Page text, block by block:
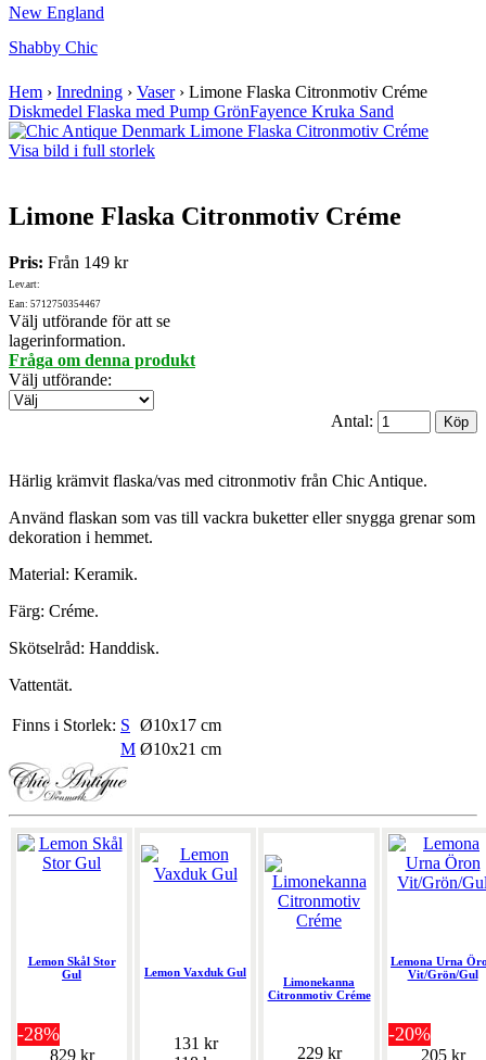
New England
Shabby Chic
Hem › Inredning › Vaser› Limone Flaska Citronmotiv Créme
Diskmedel Flaska med Pump GrönFayence Kruka Sand
Visa bild i full storlek
Limone Flaska Citronmotiv Créme
Pris: Från 149 kr
Lev.art:
Ean: 5712750354467
Välj utförande för att se
lagerinformation.
Fråga om denna produkt
Välj utförande:
Antal:
Härlig krämvit flaska/vas med citronmotiv från Chic Antique.
Använd flaskan som vas till vackra buketter eller snygga grenar som
dekoration i hemmet.
Material: Keramik.
Färg: Créme.
Skötselråd: Handdisk.
Vattentät.
Finns i Storlek: S Ø10x17 cm
M Ø10x21 cm
Lemon Skål Stor
Gul
-28%
829 kr
Lemon Vaxduk Gul
131 kr
Limonekanna
Citronmotiv Créme
229 kr
Lemona Urna
Vit/Grön/Gul
-20%
205 kr